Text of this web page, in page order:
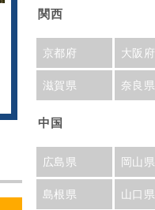
関西
京都府 大阪府
滋賀県 奈良県
中国
広島県 岡山県
島根県 山口県